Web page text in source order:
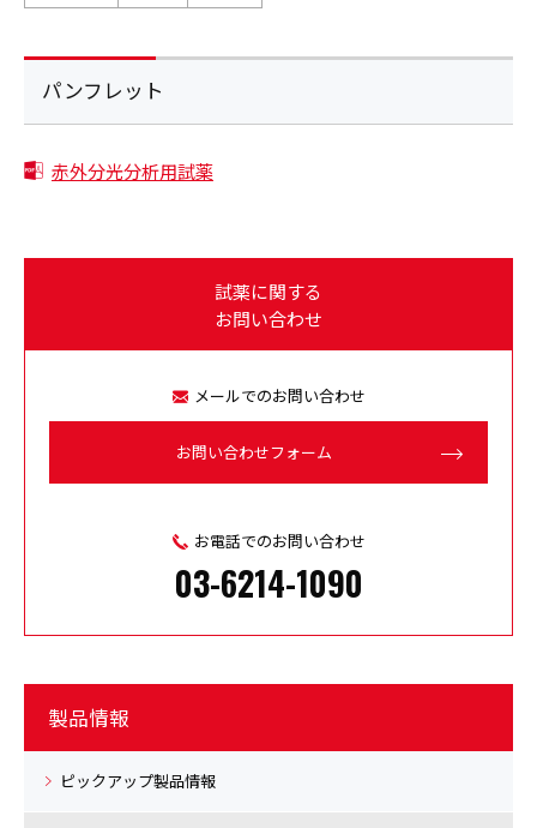
パンフレット
赤外分光分析用試薬
試薬に関する
お問い合わせ
メールでのお問い合わせ
お問い合わせフォーム
お電話でのお問い合わせ
03-6214-1090
製品情報
ピックアップ製品情報